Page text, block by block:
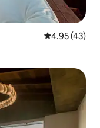
從 43 則評價
4.95 (43)